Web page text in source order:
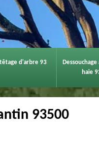
d'arbre 93
haie
93500